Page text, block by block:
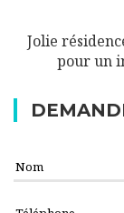
Jolie
pour un